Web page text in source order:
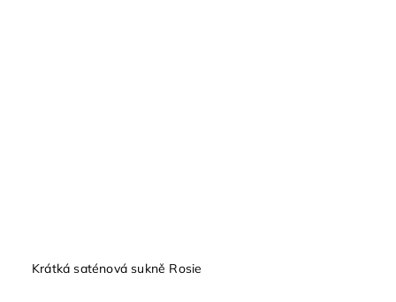
Krátká saténová sukně Rosie